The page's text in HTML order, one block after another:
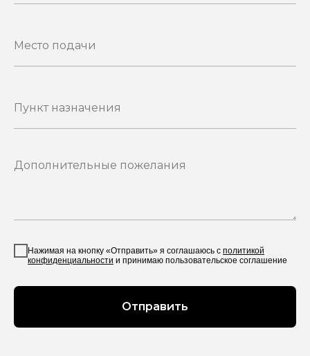
Нажимая на кнопку «Отправить» я соглашаюсь с политикой
конфиденциальности и принимаю пользовательское соглашение
Отправить